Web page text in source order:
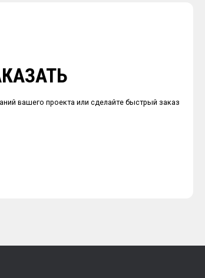
вашего проекта или сделайте быстрый заказ